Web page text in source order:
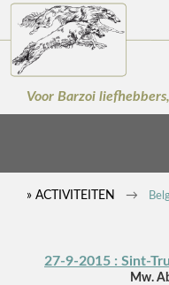
Voor Barzoi
» ACTIVITEITEN
27-9-2015 : Sint-
Mw.